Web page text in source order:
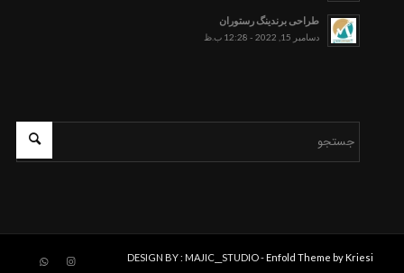
طراحی برندینگ رستوران
دسامبر 15, 2022 - 12:28 ب.ظ
DESIGN BY : MAJIC__STUDIO -Enfold Theme by Kriesi